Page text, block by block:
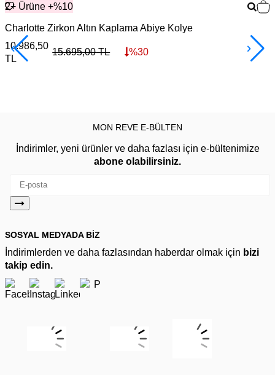
2+ Ürüne +%10
Charlotte Zirkon Altın Kaplama Abiye Kolye
10.986,50
TL
15.695,00TL %30
MON REVE E-BÜLTEN
İndirimler, yeni ürünler ve daha fazlası için e-bültenimize
abone olabilirsiniz.
SOSYAL MEDYADA BİZ
İndirimlerden ve daha fazlasından haberdar olmak için bizi
takip edin.